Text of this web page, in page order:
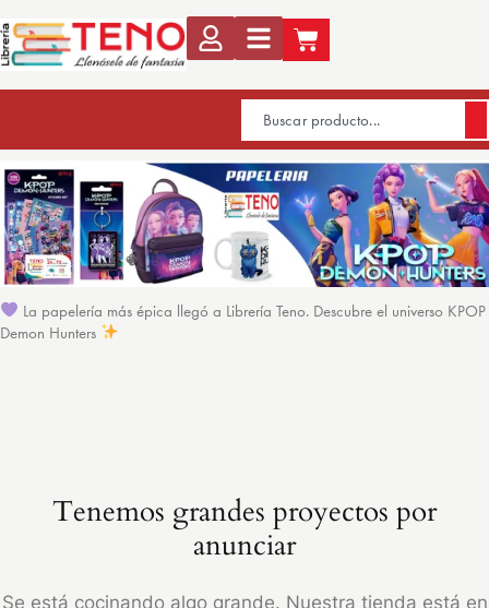
La papelería más épica llegó a Librería Teno. Descubre el universo KPOP
Demon Hunters
Tenemos grandes proyectos por
anunciar
Se está cocinando algo grande. Nuestra tienda está en